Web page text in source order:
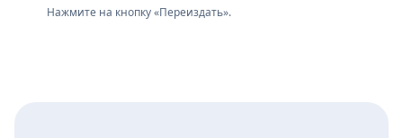
Нажмите на кнопку «Переиздать».